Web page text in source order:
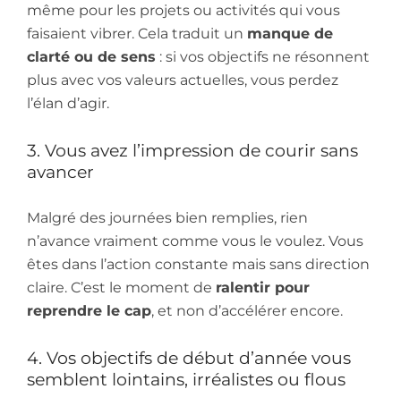
même pour les projets ou activités qui vous
faisaient vibrer. Cela traduit un manque de
clarté ou de sens : si vos objectifs ne résonnent
plus avec vos valeurs actuelles, vous perdez
l’élan d’agir.
3. Vous avez l’impression de courir sans
avancer
Malgré des journées bien remplies, rien
n’avance vraiment comme vous le voulez. Vous
êtes dans l’action constante mais sans direction
claire. C’est le moment de ralentir pour
reprendre le cap, et non d’accélérer encore.
4. Vos objectifs de début d’année vous
semblent lointains, irréalistes ou flous